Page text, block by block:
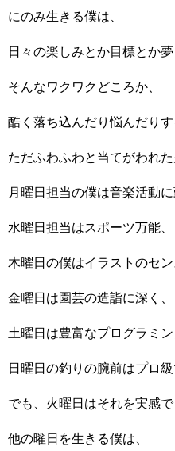
にのみ生きる僕は、
日々の楽しみとか目標とか夢
そんなワクワクどころか、
酷く落ち込んだり悩んだりす
ただふわふわと当てがわれ
月曜日担当の僕は音楽活動に
水曜日担当はスポーツ万能、
木曜日の僕はイラストのセン
金曜日は園芸の造詣に深く、
土曜日は豊富なプログラミ
日曜日の釣りの腕前はプロ級
でも、火曜日はそれを実感で
他の曜日を生きる僕は、